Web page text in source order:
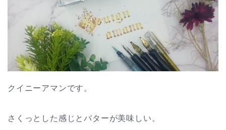
クイニーアマンです。
さくっとした感じとバターが美味しい。